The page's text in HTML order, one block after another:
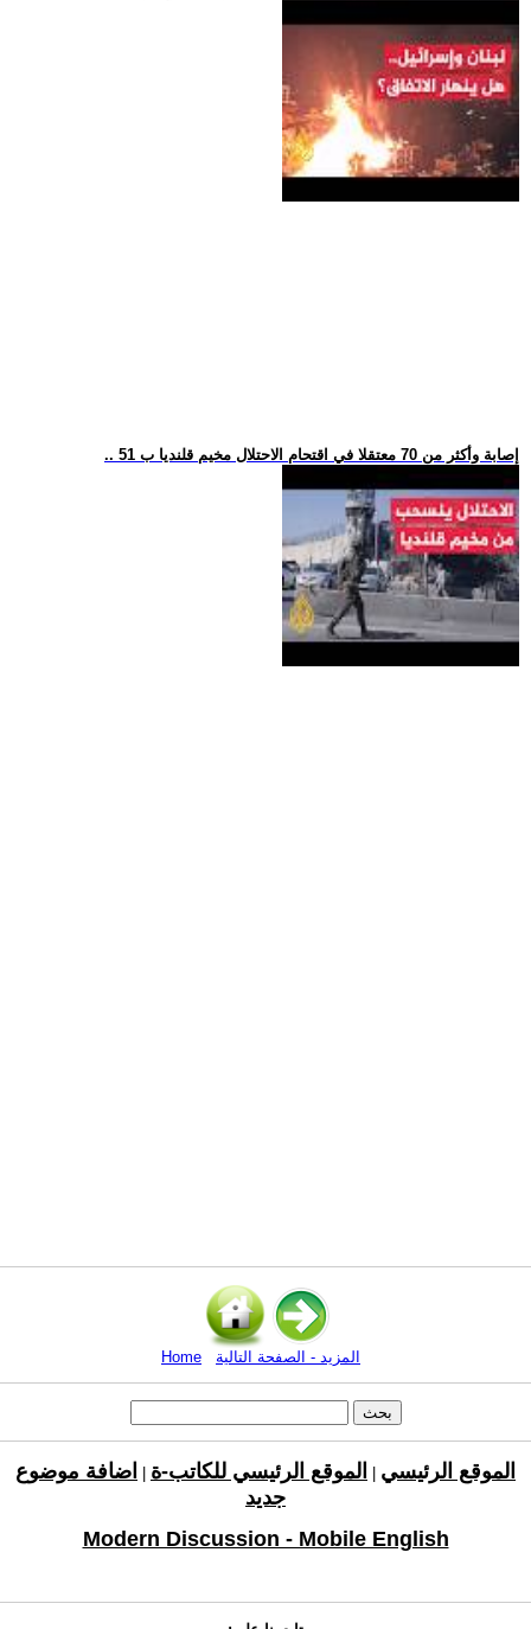
.. 51 إصابة وأكثر من 70 معتقلا في اقتحام الاحتلال مخيم قلنديا ب
Home المزيد - الصفحة التالية
الموقع الرئيسي الموقع الرئيسي للكاتب-ة
اضافة موضوع
جديد
Modern Discussion - Mobile English